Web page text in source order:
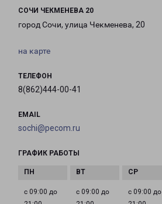
СОЧИ ЧЕКМЕНЕВА 20
город Сочи, улица Чекменева, 20
на карте
ТЕЛЕФОН
8(862)444-00-41
EMAIL
sochi@pecom.ru
ГРАФИК РАБОТЫ
с 09:00 до
с 09:00 до
с 09:00 до